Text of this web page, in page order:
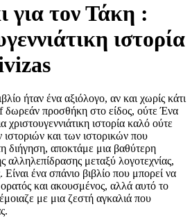
για τον Τάκη :
ιστορία
ήταν ένα αξιόλογο, αν και χωρίς κάτι
δωρεάν προσθήκη στο είδος, ούτε Ένα
χριστουγεννιάτικη ιστορία καλό ούτε
και των ιστορικών που
διήγηση, αποκτάμε μια βαθύτερη
αλληλεπίδρασης μεταξύ λογοτεχνίας,
Είναι ένα σπάνιο βιβλίο που μπορεί να
ορατός και ακουσμένος, αλλά αυτό το
με μια ζεστή αγκαλιά που